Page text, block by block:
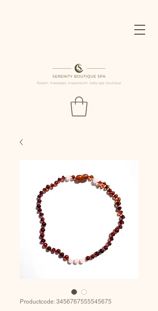
Productcode: 3456767555545675